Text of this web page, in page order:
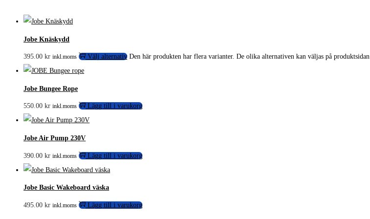
Jobe Knäskydd
395.00 kr inkl.moms Välj alternativ Den här produkten har flera varianter. De olika alternativen kan väljas på produktsidan
Jobe Bungee Rope
550.00 kr inkl.moms Lägg till i varukorg
Jobe Air Pump 230V
390.00 kr inkl.moms Lägg till i varukorg
Jobe Basic Wakeboard väska
495.00 kr inkl.moms Lägg till i varukorg